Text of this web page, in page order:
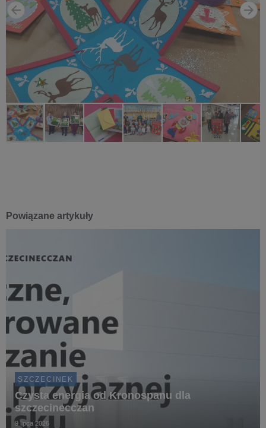
Powiązane artykuły
SZCZECINEK
Czysta energia od Kronospanu dla
szczecinecczan
9 lipca 2026